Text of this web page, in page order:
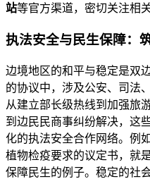
站等官方渠道，密切关注相
执法安全与民生保障：
边境地区的和平与稳定是双
的协议中，涉及公安、司法
从建立部长级热线到加强旅
到边民民商事纠纷解决，这
化的执法安全合作网络。例
植物检疫要求的议定书，就
保障民生的例子。稳定的社